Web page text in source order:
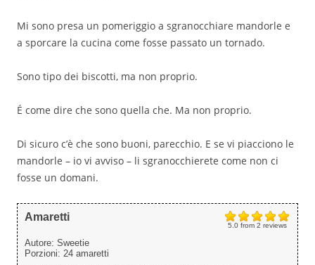
Mi sono presa un pomeriggio a sgranocchiare mandorle e
a sporcare la cucina come fosse passato un tornado.
Sono tipo dei biscotti, ma non proprio.
É come dire che sono quella che. Ma non proprio.
Di sicuro c’è che sono buoni, parecchio. E se vi piacciono le
mandorle – io vi avviso – li sgranocchierete come non ci
fosse un domani.
5.0from 2 reviews
Amaretti
Autore: Sweetie
Porzioni: 24 amaretti